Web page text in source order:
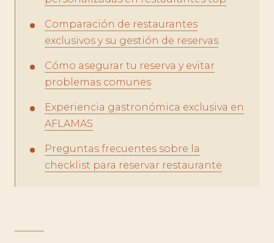
Comparación de restaurantes
exclusivos y su gestión de reservas
Cómo asegurar tu reserva y evitar
problemas comunes
Experiencia gastronómica exclusiva en
AFLAMAS
Preguntas frecuentes sobre la
checklist para reservar restaurante